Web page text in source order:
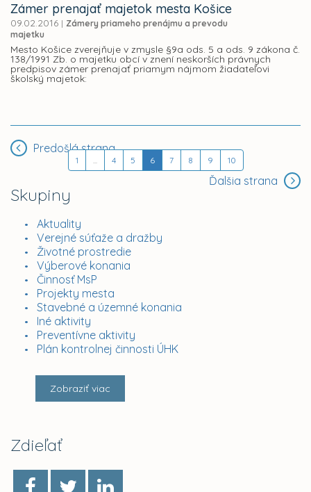
Skupiny
Aktuality
Verejné súťaže a dražby
Životné prostredie
Výberové konania
Činnosť MsP
Projekty mesta
Stavebné a územné konania
Iné aktivity
Preventívne aktivity
Plán kontrolnej činnosti ÚHK
Zobraziť viac
Zdieľať
Zámer prenajať majetok mesta Košice
09.02.2016 | Zámery priameho prenájmu a prevodu
majetku
Mesto Košice zverejňuje v zmysle §9a ods. 5 a ods. 9 zákona č.
138/1991 Zb. o majetku obcí v znení neskorších právnych
predpisov zámer prenajať priamym nájmom žiadateľovi
školský majetok:
Predošlá strana
1 ... 4 5 6 7 8 9 10
Ďalšia strana